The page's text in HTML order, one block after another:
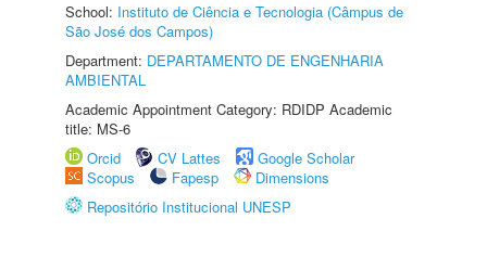
School: Instituto de Ciência e Tecnologia (Câmpus de
São José dos Campos)
Department: DEPARTAMENTO DE ENGENHARIA
AMBIENTAL
Academic Appointment Category: RDIDP Academic
title: MS-6
Orcid
CV Lattes
Google Scholar
Scopus
Fapesp
Dimensions
Repositório Institucional UNESP